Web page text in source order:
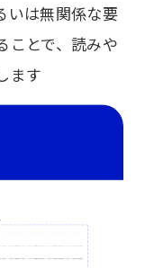
いは無関係な要
ことで、読みや
ます